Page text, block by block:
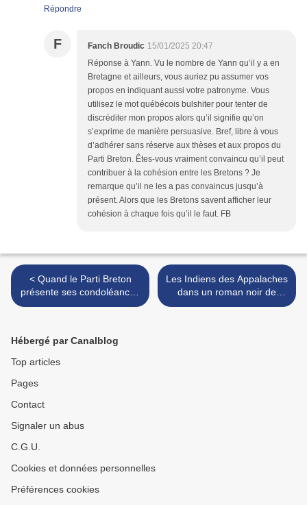
Répondre
F Fanch Broudic 15/01/2025 20:47
Réponse à Yann. Vu le nombre de Yann qu’il y a en
Bretagne et ailleurs, vous auriez pu assumer vos
propos en indiquant aussi votre patronyme. Vous
utilisez le mot québécois bulshiter pour tenter de
discréditer mon propos alors qu’il signifie qu’on
s’exprime de manière persuasive. Bref, libre à vous
d’adhérer sans réserve aux thèses et aux propos du
Parti Breton. Êtes-vous vraiment convaincu qu’il peut
contribuer à la cohésion entre les Bretons ? Je
remarque qu’il ne les a pas convaincus jusqu’à
présent. Alors que les Bretons savent afficher leur
cohésion à chaque fois qu’il le faut. FB
< Quand le Parti Breton
présente ses condoléances
à la famille Le Pen…
Les Indiens des Appalaches
dans un roman noir de
David Joy >
Hébergé par Canalblog
Top articles
Pages
Contact
Signaler un abus
C.G.U.
Cookies et données personnelles
Préférences cookies